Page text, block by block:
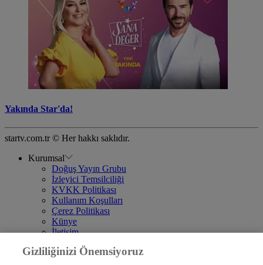
Yakında Star'da!
startv.com.tr © Her hakkı saklıdır.
Kurumsal
Doğuş Yayın Grubu
İzleyici Temsilciliği
KVKK Politikası
Kullanım Koşulları
Çerez Politikası
Künye
İletişim
DYG Televizyonlar
Gizliliğinizi Önemsiyoruz